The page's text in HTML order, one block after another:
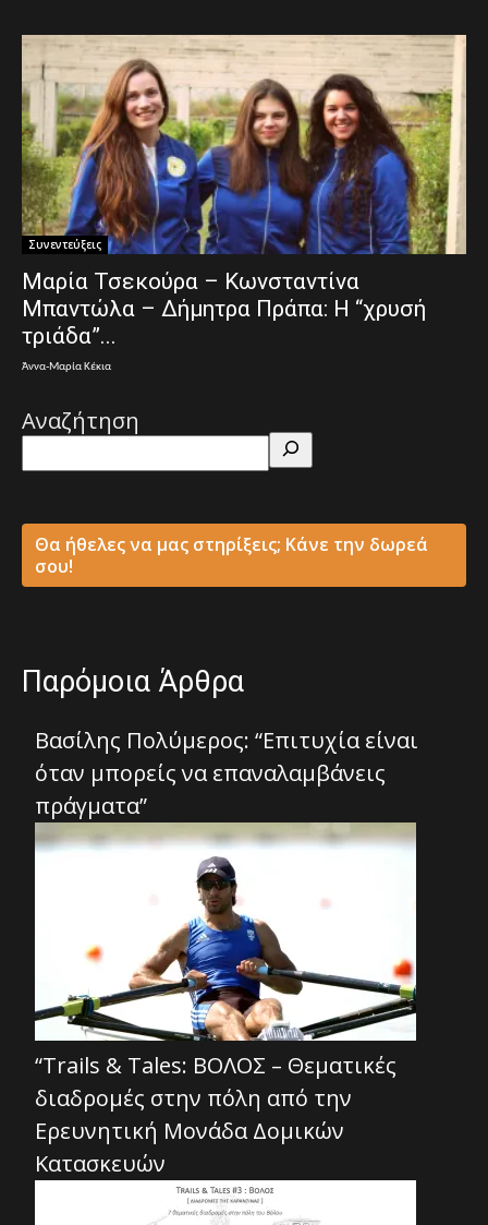
Συνεντεύξεις
Μαρία Τσεκούρα – Κωνσταντίνα
Μπαντώλα – Δήμητρα Πράπα: Η “χρυσή
τριάδα”...
Άννα-Μαρία Κέκια
Αναζήτηση
Θα ήθελες να μας στηρίξεις; Κάνε την δωρεά
σου!
Παρόμοια Άρθρα
Βασίλης Πολύμερος: “Επιτυχία είναι
όταν μπορείς να επαναλαμβάνεις
πράγματα”
“Trails & Tales: ΒΟΛΟΣ – Θεματικές
διαδρομές στην πόλη από την
Ερευνητική Μονάδα Δομικών
Κατασκευών